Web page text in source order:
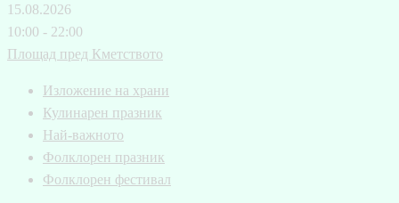
15.08.2026
10:00 - 22:00
Площад пред Кметството
Изложение на храни
Кулинарен празник
Най-важното
Фолклорен празник
Фолклорен фестивал